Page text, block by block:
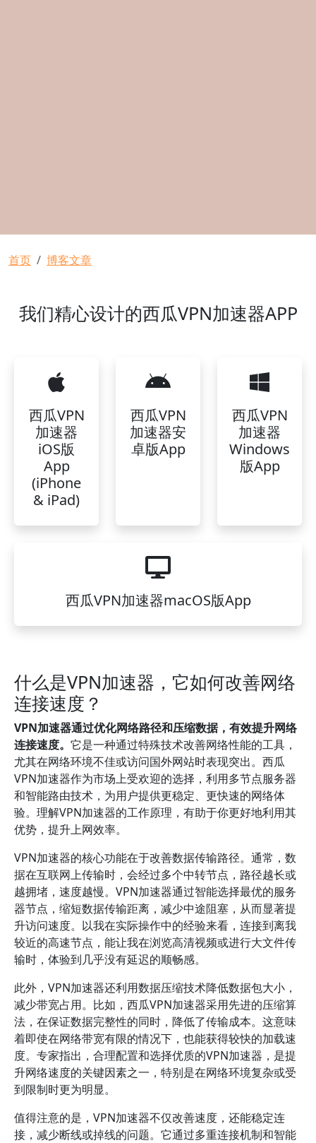
面包屑
首页 博客文章
我们精心设计的西瓜VPN加速器APP
西瓜VPN
加速器
iOS版
App
(iPhone
& iPad)
西瓜VPN
加速器安
卓版App
西瓜VPN
加速器
Windows
版App
西瓜VPN加速器macOS版App
什么是VPN加速器，它如何改善网络
连接速度？
VPN加速器通过优化网络路径和压缩数据，有效提升网络
连接速度。 它是一种通过特殊技术改善网络性能的工具，
尤其在网络环境不佳或访问国外网站时表现突出。西瓜
VPN加速器作为市场上受欢迎的选择，利用多节点服务器
和智能路由技术，为用户提供更稳定、更快速的网络体
验。理解VPN加速器的工作原理，有助于你更好地利用其
优势，提升上网效率。
VPN加速器的核心功能在于改善数据传输路径。通常，数
据在互联网上传输时，会经过多个中转节点，路径越长或
越拥堵，速度越慢。VPN加速器通过智能选择最优的服务
器节点，缩短数据传输距离，减少中途阻塞，从而显著提
升访问速度。以我在实际操作中的经验来看，连接到离我
较近的高速节点，能让我在浏览高清视频或进行大文件传
输时，体验到几乎没有延迟的顺畅感。
此外，VPN加速器还利用数据压缩技术降低数据包大小，
减少带宽占用。比如，西瓜VPN加速器采用先进的压缩算
法，在保证数据完整性的同时，降低了传输成本。这意味
着即使在网络带宽有限的情况下，也能获得较快的加载速
度。专家指出，合理配置和选择优质的VPN加速器，是提
升网络速度的关键因素之一，特别是在网络环境复杂或受
到限制时更为明显。
值得注意的是，VPN加速器不仅改善速度，还能稳定连
接，减少断线或掉线的问题。它通过多重连接机制和智能